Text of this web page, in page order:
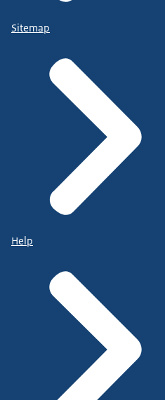
Sitemap
Help